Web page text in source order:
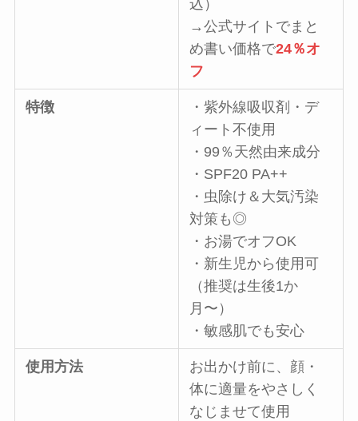
込）
→公式サイトでまと
め書い価格で24％オ
フ
特徴
・紫外線吸収剤・デ
ィート不使用
・99％天然由来成分
・SPF20 PA++
・虫除け＆大気汚染
対策も◎
・お湯でオフOK
・新生児から使用可
（推奨は生後1か
月〜）
・敏感肌でも安心
使用方法
お出かけ前に、顔・
体に適量をやさしく
なじませて使用